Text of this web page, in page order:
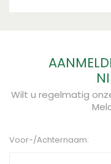
Wilt u regelmatig
Voor-/Achternaam: